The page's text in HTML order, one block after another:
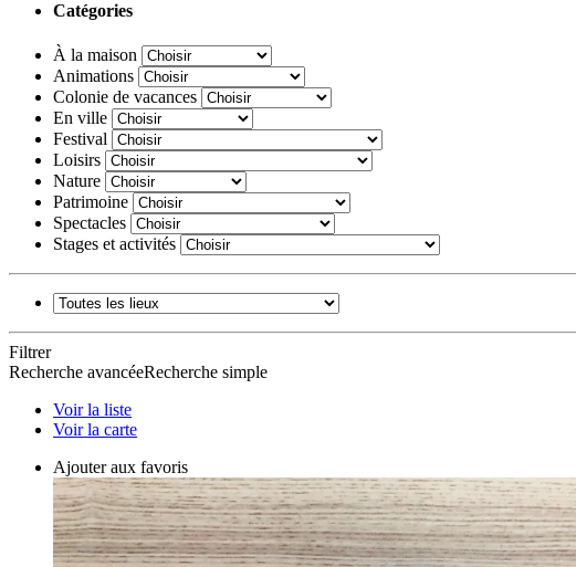
Catégories
À la maison
Animations
Colonie de vacances
En ville
Festival
Loisirs
Nature
Patrimoine
Spectacles
Stages et activités
Filtrer
Recherche avancéeRecherche simple
Voir la liste
Voir la carte
Ajouter aux favoris